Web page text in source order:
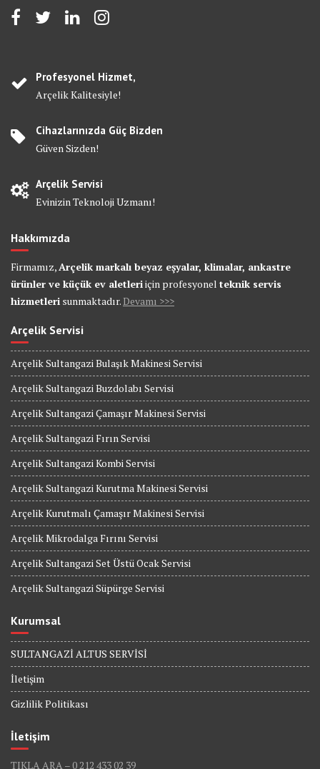
Profesyonel Hizmet,
Arçelik Kalitesiyle!
Cihazlarınızda Güç Bizden
Güven Sizden!
Arçelik Servisi
Evinizin Teknoloji Uzmanı!
Hakkımızda
Firmamız,Arçelik markalı beyaz eşyalar, klimalar, ankastre
ürünler ve küçük ev aletleriiçin profesyonel teknik servis
hizmetleri sunmaktadır.Devamı >>>
Arçelik Servisi
Arçelik Sultangazi Bulaşık Makinesi Servisi
Arçelik Sultangazi Buzdolabı Servisi
Arçelik Sultangazi Çamaşır Makinesi Servisi
Arçelik Sultangazi Fırın Servisi
Arçelik Sultangazi Kombi Servisi
Arçelik Sultangazi Kurutma Makinesi Servisi
Arçelik Kurutmalı Çamaşır Makinesi Servisi
Arçelik Mikrodalga Fırını Servisi
Arçelik Sultangazi Set Üstü Ocak Servisi
Arçelik Sultangazi Süpürge Servisi
Kurumsal
SULTANGAZİ ALTUS SERVİSİ
İletişim
Gizlilik Politikası
İletişim
TIKLA ARA – 0 212 433 02 39